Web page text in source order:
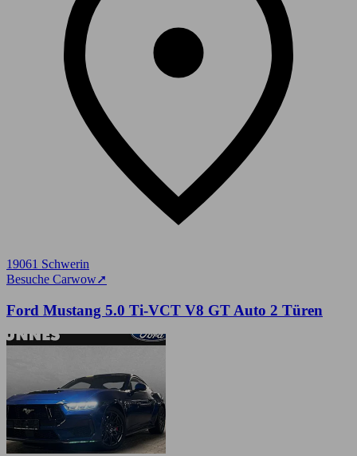
19061 Schwerin
Besuche Carwow➚
Ford Mustang 5.0 Ti-VCT V8 GT Auto 2 Türen